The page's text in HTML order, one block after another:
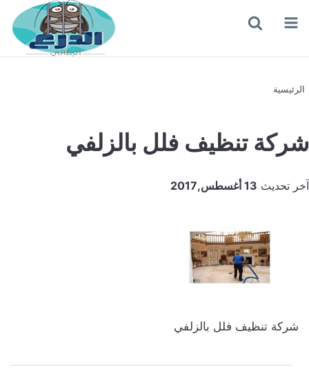
القائمة
الرئيسية
شركة تنظيف فلل بالزلفي
آخر تحديث 13 أغسطس,2017
شركة تنظيف فلل بالزلفي